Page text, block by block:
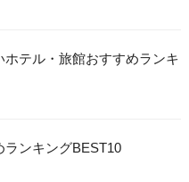
テル・旅館おすすめランキ
ンキングBEST10